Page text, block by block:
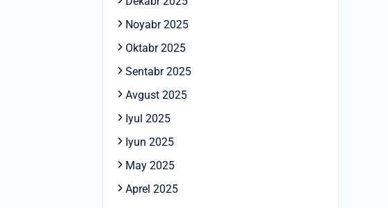
Noyabr 2025
Oktabr 2025
Sentabr 2025
Avgust 2025
Iyul 2025
Iyun 2025
May 2025
Aprel 2025